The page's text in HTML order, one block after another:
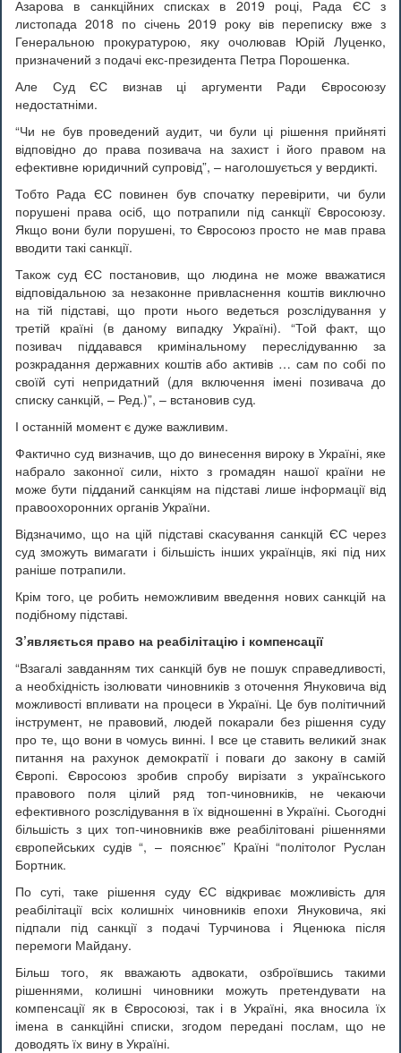
Азарова в санкційних списках в 2019 році, Рада ЄС з
листопада 2018 по січень 2019 року вів переписку вже з
Генеральною прокуратурою, яку очолював Юрій Луценко,
призначений з подачі екс-президента Петра Порошенка.
Але Суд ЄС визнав ці аргументи Ради Євросоюзу
недостатніми.
“Чи не був проведений аудит, чи були ці рішення прийняті
відповідно до права позивача на захист і його правом на
ефективне юридичний супровід”, – наголошується у вердикті.
Тобто Рада ЄС повинен був спочатку перевірити, чи були
порушені права осіб, що потрапили під санкції Євросоюзу.
Якщо вони були порушені, то Євросоюз просто не мав права
вводити такі санкції.
Також суд ЄС постановив, що людина не може вважатися
відповідальною за незаконне привласнення коштів виключно
на тій підставі, що проти нього ведеться розслідування у
третій країні (в даному випадку Україні). “Той факт, що
позивач піддавався кримінальному переслідуванню за
розкрадання державних коштів або активів … сам по собі по
своїй суті непридатний (для включення імені позивача до
списку санкцій, – Ред.)”, – встановив суд.
І останній момент є дуже важливим.
Фактично суд визначив, що до винесення вироку в Україні, яке
набрало законної сили, ніхто з громадян нашої країни не
може бути підданий санкціям на підставі лише інформації від
правоохоронних органів України.
Відзначимо, що на цій підставі скасування санкцій ЄС через
суд зможуть вимагати і більшість інших українців, які під них
раніше потрапили.
Крім того, це робить неможливим введення нових санкцій на
подібному підставі.
З’являється право на реабілітацію і компенсації
“Взагалі завданням тих санкцій був не пошук справедливості,
а необхідність ізолювати чиновників з оточення Януковича від
можливості впливати на процеси в Україні. Це був політичний
інструмент, не правовий, людей покарали без рішення суду
про те, що вони в чомусь винні. І все це ставить великий знак
питання на рахунок демократії і поваги до закону в самій
Європі. Євросоюз зробив спробу вирізати з українського
правового поля цілий ряд топ-чиновників, не чекаючи
ефективного розслідування в їх відношенні в Україні. Сьогодні
більшість з цих топ-чиновників вже реабілітовані рішеннями
європейських судів “, – пояснює” Країні “політолог Руслан
Бортник.
По суті, таке рішення суду ЄС відкриває можливість для
реабілітації всіх колишніх чиновників епохи Януковича, які
підпали під санкції з подачі Турчинова і Яценюка після
перемоги Майдану.
Більш того, як вважають адвокати, озброївшись такими
рішеннями, колишні чиновники можуть претендувати на
компенсації як в Євросоюзі, так і в Україні, яка вносила їх
імена в санкційні списки, згодом передані послам, що не
доводять їх вину в Україні.